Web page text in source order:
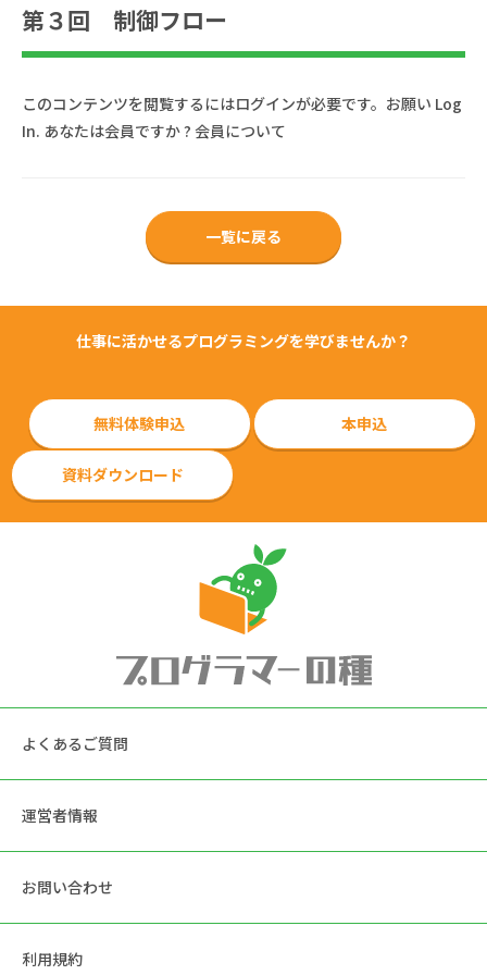
第３回 制御フロー
このコンテンツを閲覧するにはログインが必要です。お願い Log
In. あなたは会員ですか ? 会員について
一覧に戻る
仕事に活かせるプログラミングを学びませんか？
無料体験申込 本申込
資料ダウンロード
よくあるご質問
運営者情報
お問い合わせ
利用規約